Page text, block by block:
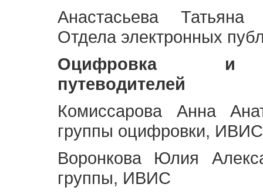
Анастасьева Татьяна
Отдела электронных
Оцифровка и
путеводителей
Комиссарова Анна
группы оцифровки, ИВИС
Воронкова Юлия
группы, ИВИС